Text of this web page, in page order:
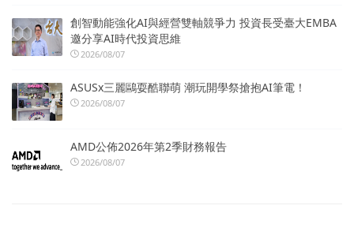
創智動能強化AI與經營雙軸競爭力 投資長受臺大EMBA
邀分享AI時代投資思維
2026/08/07
ASUSx三麗鷗耍酷聯萌 潮玩開學祭搶抱AI筆電！
2026/08/07
AMD公佈2026年第2季財務報告
2026/08/07